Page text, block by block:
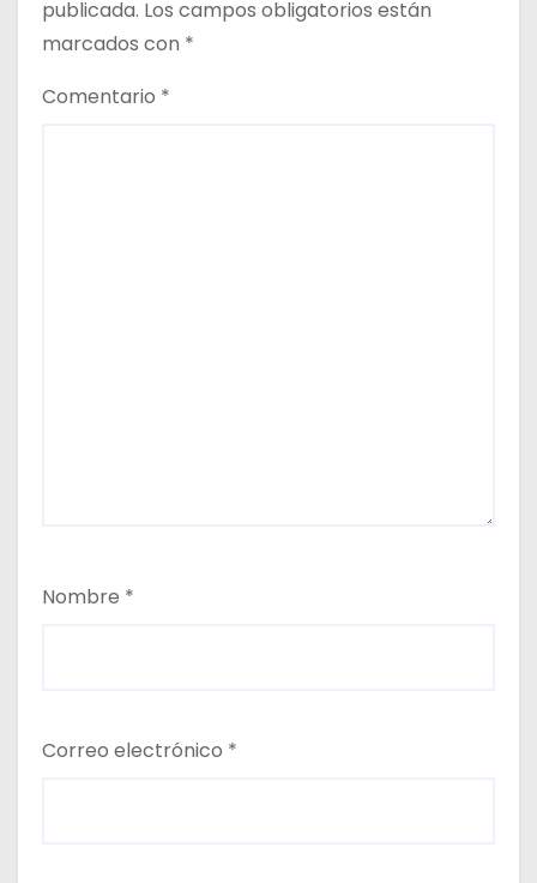
a
publicada. Los campos obligatorios están
marcados con *
Comentario *
Nombre *
Correo electrónico *